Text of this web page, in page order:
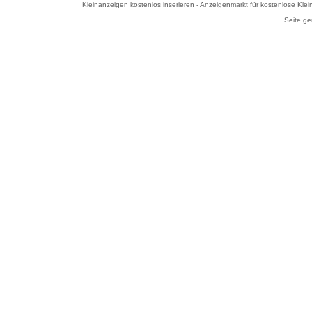
Kleinanzeigen kostenlos inserieren - Anzeigenmarkt für kostenlose
Seite